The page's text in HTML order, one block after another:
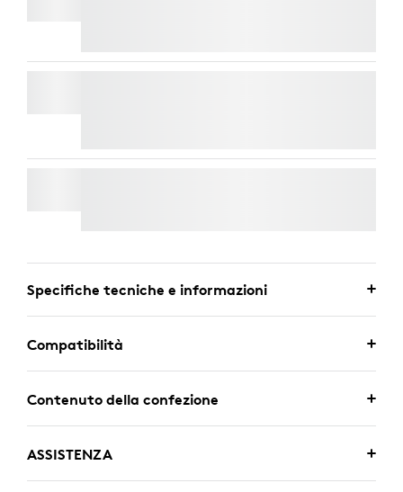
Specifiche tecniche e informazioni
Compatibilità
Contenuto della confezione
ASSISTENZA